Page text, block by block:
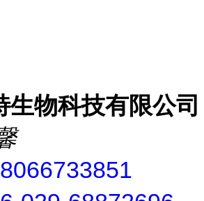
生物科技有限公司